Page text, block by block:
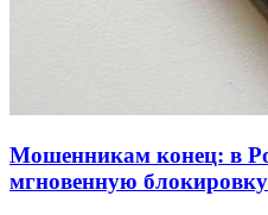
Мошенникам конец: в
мгновенную